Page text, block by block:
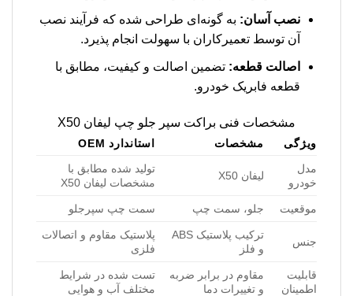
نصب آسان: به گونه‌ای طراحی شده که فرآیند نصب
آن توسط تعمیرکاران با سهولت انجام پذیرد.
اصالت قطعه: تضمین اصالت و کیفیت، مطابق با
قطعه فابریک خودرو.
مشخصات فنی براکت سپر جلو چپ لیفان X50
ویژگی مشخصات
استاندارد OEM
مدل
خودرو
لیفان X50
تولید شده مطابق با
مشخصات لیفان X50
موقعیت جلو، سمت چپ سمت چپ سپرجلو
جنس
ترکیب پلاستیک ABS
و فلز
پلاستیک مقاوم و اتصالات
فلزی
قابلیت
اطمینان
مقاوم در برابر ضربه
و تغییرات دما
تست شده در شرایط
مختلف آب و هوایی